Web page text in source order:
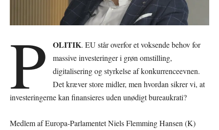
P OLITIK. EU står overfor et voksende behov for
massive investeringer i grøn omstilling,
digitalisering og styrkelse af konkurrenceevnen.
Det kræver store midler, men hvordan sikrer vi, at
investeringerne kan finansieres uden unødigt bureaukrati?
Medlem af Europa-Parlamentet Niels Flemming Hansen (K)